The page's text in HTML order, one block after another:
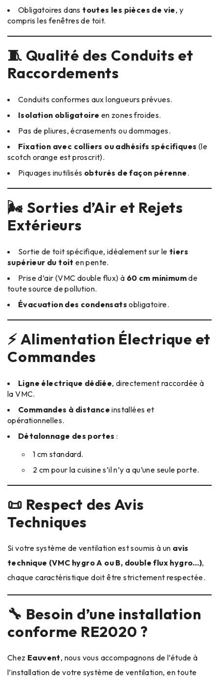
Obligatoires dans toutes les pièces de vie, y
compris les fenêtres de toit.
🧵 Qualité des Conduits et
Raccordements
Conduits conformes aux longueurs prévues.
Isolation obligatoire en zones froides.
Pas de pliures, écrasements ou dommages.
Fixation avec colliers ou adhésifs spécifiques (le
scotch orange est proscrit).
Piquages inutilisés obturés de façon pérenne.
🌬️ Sorties d’Air et Rejets
Extérieurs
Sortie de toit spécifique, idéalement sur le tiers
supérieur du toit en pente.
Prise d’air (VMC double flux) à 60 cm minimumde
toute source de pollution.
Évacuation des condensats obligatoire.
⚡ Alimentation Électrique et
Commandes
Ligne électrique dédiée, directement raccordée à
la VMC.
Commandes à distance installées et
opérationnelles.
Détalonnage des portes :
1 cm standard.
2 cm pour la cuisine s’il n’y a qu’une seule porte.
📜 Respect des Avis
Techniques
Si votre système de ventilation est soumis à un avis
technique (VMC hygro A ou B, double flux hygro…),
chaque caractéristique doit être strictement respectée.
🔧 Besoin d’une installation
conforme RE2020 ?
Chez Eauvent, nous vous accompagnons de l’étude à
l’installation de votre système de ventilation, en toute